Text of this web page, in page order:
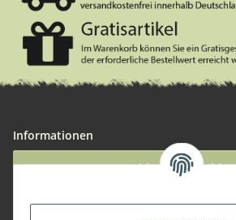
Informationen
Widerruf anmelden